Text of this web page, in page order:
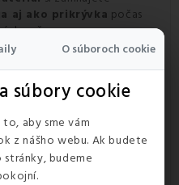
O súboroch cookie
súbory cookie
aby sme vám
z nášho webu. Ak budete
budeme
aj ako prikrývka počas
večerov.